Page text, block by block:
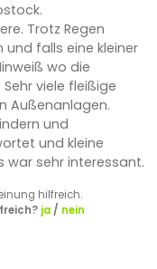
Trotz Regen
falls eine kleiner
wo die
viele fleißige
Außenanlagen.
und
und kleine
war sehr interessant.
hilfreich.
ja/ nein